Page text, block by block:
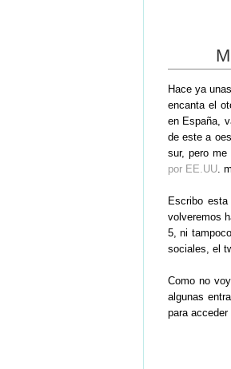
Hace ya
encanta el
en España,
de este a
sur, pero
por EE.UU.
Escribo
volveremos
5, ni
sociales, el
Como no
algunas
para